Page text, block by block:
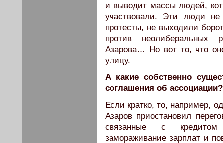
и выводит массы людей,
участвовали. Эти люди не
протесты, не выходили
против неолиберальных
Азарова… Но вот то, что
улицу.
А какие собственно
соглашения об
Если кратко, то, например,
Азаров приостановил
связанные с
замораживание зарплат и